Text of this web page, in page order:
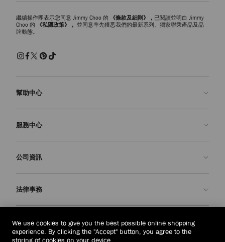
繼續操作即表示您同意 Jimmy Choo 的 《條款及細則》， 已閱讀並明白 Jimmy
Choo 的
《私隱政策》， 並同意率先獲悉我們的最新系列、獨家聯乘產品及品
牌動態。
幫助中心
常見問題解答
申請退貨
送貨
服務中心
定制服務
保修服務
公司資訊
我們的歷史
我們的影響與責任
法律事務
條款與條件
新加坡(S$)
We use cookies to give you the best possible online shopping
experience. By clicking the "Accept" button, you agree to the
storing of cookies on your device.